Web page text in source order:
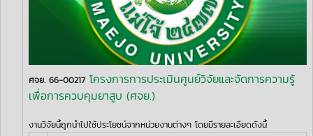
ศจย. 66-00217 โครงการการประเมินศูนย์วิจัยและจัดการความรู้
เพื่อการควบคุมยาสูบ (ศจย.)
งานวิจัยนี้ถูกนำไปใช้ประโยชน์จากหน่วยงานต่างๆ โดยมีรายละเอียดดังนี้